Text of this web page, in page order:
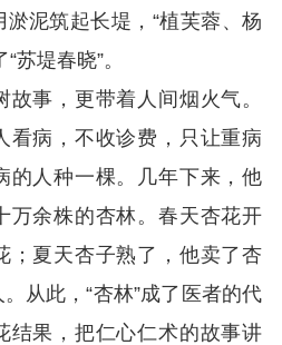
泥筑起长堤，“植芙蓉、杨
苏堤春晓”。
事，更带着人间烟火气。
看病，不收诊费，只让重病
的人种一棵。几年下来，他
万余株的杏林。春天杏花开
；夏天杏子熟了，他卖了杏
从此，“杏林”成了医者的代
结果，把仁心仁术的故事讲